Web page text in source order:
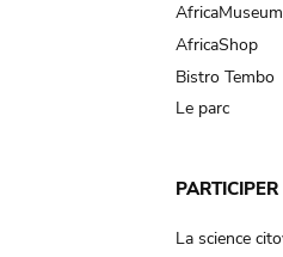
AfricaShop
Bistro Tembo
Le parc
PARTICIPER
La science